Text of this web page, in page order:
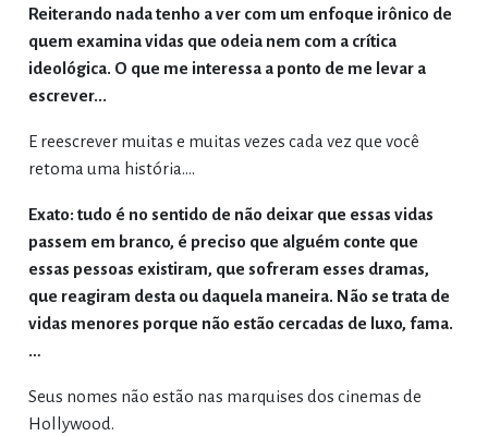
Reiterando nada tenho a ver com um enfoque irônico de
quem examina vidas que odeia nem com a crítica
ideológica. O que me interessa a ponto de me levar a
escrever...
E reescrever muitas e muitas vezes cada vez que você
retoma uma história.…
Exato: tudo é no sentido de não deixar que essas vidas
passem em branco, é preciso que alguém conte que
essas pessoas existiram, que sofreram esses dramas,
que reagiram desta ou daquela maneira. Não se trata de
vidas menores porque não estão cercadas de luxo, fama.
…
Seus nomes não estão nas marquises dos cinemas de
Hollywood.